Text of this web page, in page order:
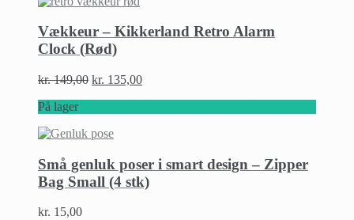
Vækkeur – Kikkerland Retro Alarm
Clock (Rød)
kr.149,00 kr. 135,00
På lager
Små genluk poser i smart design – Zipper
Bag Small (4 stk)
kr. 15,00